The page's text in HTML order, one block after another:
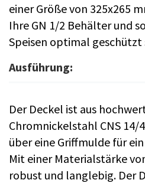
einer Größe von 325x265
Ihre GN 1/2 Behälter und
Speisen optimal geschützt
Ausführung:
Der Deckel ist aus
Chromnickelstahl CNS
über eine Griffmulde für
Mit einer Materialstärke
robust und langlebig. Der